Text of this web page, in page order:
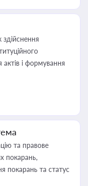
і формування
та правове
покарань,
покарань та статус